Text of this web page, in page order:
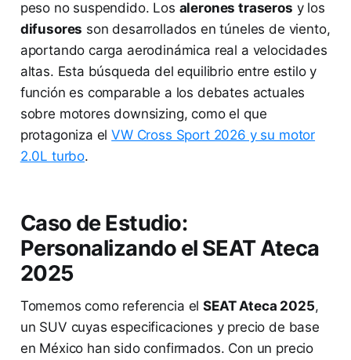
peso no suspendido. Los alerones traseros y los
difusores son desarrollados en túneles de viento,
aportando carga aerodinámica real a velocidades
altas. Esta búsqueda del equilibrio entre estilo y
función es comparable a los debates actuales
sobre motores downsizing, como el que
protagoniza elVW Cross Sport 2026 y su motor
2.0L turbo.
Caso de Estudio:
Personalizando el SEAT Ateca
2025
Tomemos como referencia elSEAT Ateca 2025,
un SUV cuyas especificaciones y precio de base
en México han sido confirmados. Con un precio